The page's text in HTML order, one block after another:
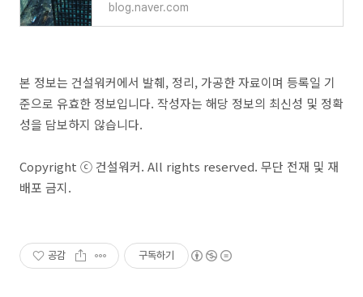
blog.naver.com
본 정보는 건설워커에서 발췌, 정리, 가공한 자료이며 등록일 기
준으로 유효한 정보입니다. 작성자는 해당 정보의 최신성 및 정확
성을 담보하지 않습니다.
Copyright ⓒ 건설워커. All rights reserved. 무단 전재 및 재
배포 금지.
공감 구독하기